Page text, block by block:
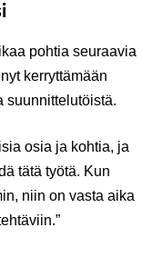
pohtia seuraavia
kerryttämään
suunnittelutöistä.
osia ja kohtia, ja
tätä työtä. Kun
niin on vasta aika